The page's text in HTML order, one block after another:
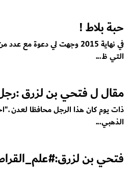
حبة بلاط !
في نهاية 2015 وجهت لي دعوة
التي ظ...
مقال ل فتحي بن لزرق
ذات يوم كان هذا الرجل محافظا لعدن
الذهبي...
فتحي بن